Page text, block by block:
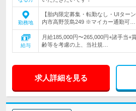
勤務地
【胎内限定募集・転勤なし・UIター
内市高野茨島249 ※マイカー通勤可…
給与
月給185,000円〜265,000円+諸手当
齢等を考慮の上、当社規…
求人詳細を見る